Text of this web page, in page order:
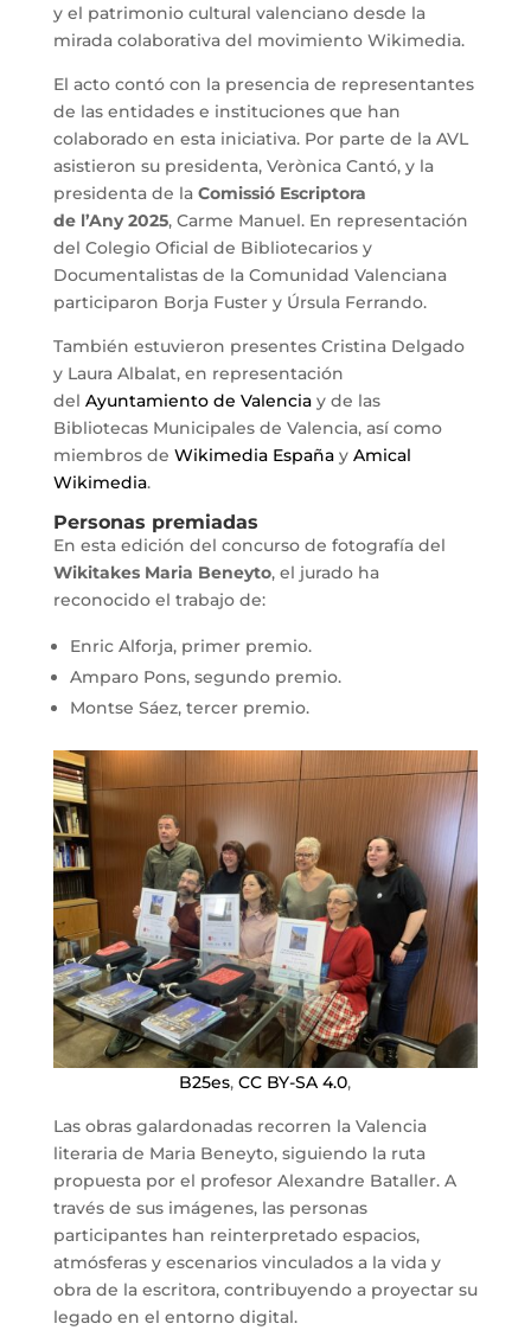
y el patrimonio cultural valenciano desde la
mirada colaborativa del movimiento Wikimedia.
El acto contó con la presencia de representantes
de las entidades e instituciones que han
colaborado en esta iniciativa. Por parte de la AVL
asistieron su presidenta, Verònica Cantó, y la
presidenta de la Comissió Escriptora
de l’Any 2025, Carme Manuel. En representación
del Colegio Oficial de Bibliotecarios y
Documentalistas de la Comunidad Valenciana
participaron Borja Fuster y Úrsula Ferrando.
También estuvieron presentes Cristina Delgado
y Laura Albalat, en representación
del Ayuntamiento de Valenciay de las
Bibliotecas Municipales de Valencia, así como
miembros de Wikimedia Españay Amical
Wikimedia.
Personas premiadas
En esta edición del concurso de fotografía del
Wikitakes Maria Beneyto, el jurado ha
reconocido el trabajo de:
Enric Alforja, primer premio.
Amparo Pons, segundo premio.
Montse Sáez, tercer premio.
B25es,CC BY-SA 4.0,
Las obras galardonadas recorren la Valencia
literaria de Maria Beneyto, siguiendo la ruta
propuesta por el profesor Alexandre Bataller. A
través de sus imágenes, las personas
participantes han reinterpretado espacios,
atmósferas y escenarios vinculados a la vida y
obra de la escritora, contribuyendo a proyectar su
legado en el entorno digital.